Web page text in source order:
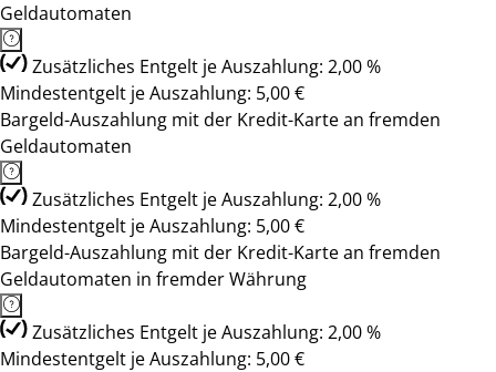
Geldautomaten
Zusätzliches Entgelt je Auszahlung: 2,00 %
Mindestentgelt je Auszahlung: 5,00 €
Bargeld-Auszahlung mit der Kredit-Karte an fremden
Geldautomaten
Zusätzliches Entgelt je Auszahlung: 2,00 %
Mindestentgelt je Auszahlung: 5,00 €
Bargeld-Auszahlung mit der Kredit-Karte an fremden
Geldautomaten in fremder Währung
Zusätzliches Entgelt je Auszahlung: 2,00 %
Mindestentgelt je Auszahlung: 5,00 €